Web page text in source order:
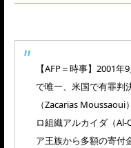
【AFP＝時事】2001
で唯一、米国で有罪判
（Zacarias
ロ組織アルカイダ（
ア王族から多額の寄付